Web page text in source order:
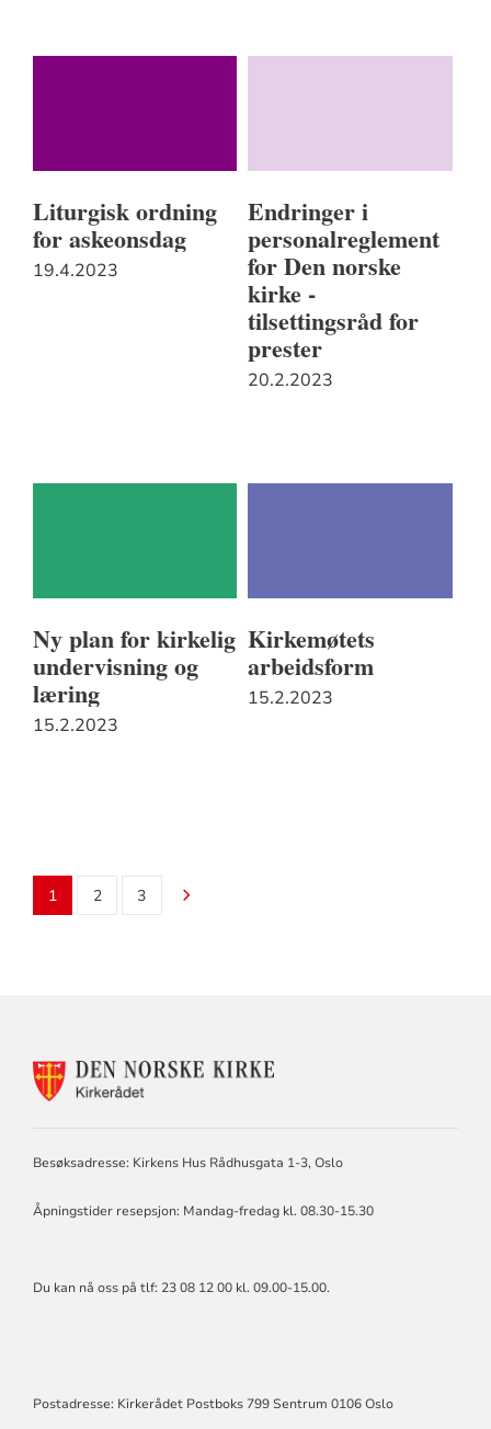
Liturgisk ordning
for askeonsdag
19.4.2023
Endringer i
personalreglement
for Den norske
kirke -
tilsettingsråd for
prester
20.2.2023
Ny plan for kirkelig
undervisning og
læring
15.2.2023
Kirkemøtets
arbeidsform
15.2.2023
1 2 3
KONTAKTINFORMASJON
Besøksadresse: Kirkens Hus Rådhusgata 1-3, Oslo
Åpningstider resepsjon: Mandag-fredag kl. 08.30-15.30
Du kan nå oss på tlf: 23 08 12 00 kl. 09.00-15.00.
Postadresse: Kirkerådet Postboks 799 Sentrum 0106 Oslo